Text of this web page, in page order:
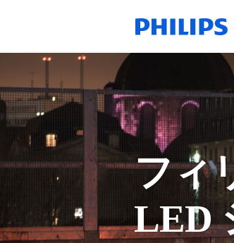
フィ
LED